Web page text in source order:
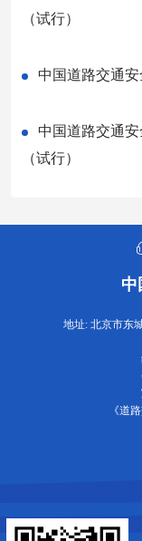
（试行）
中国道路交通
中国道路交通
（试行）
中
地址: 北京市东
《道